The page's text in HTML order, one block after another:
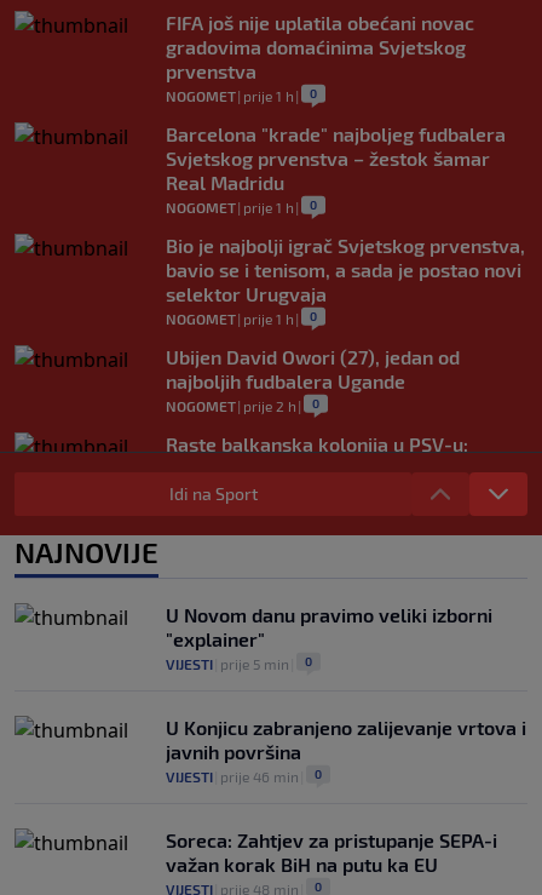
FIFA još nije uplatila obećani novac
gradovima domaćinima Svjetskog
prvenstva
NOGOMET| prije 1 h | 0
Barcelona "krade" najboljeg fudbalera
Svjetskog prvenstva – žestok šamar
Real Madridu
NOGOMET| prije 1 h | 0
Bio je najbolji igrač Svjetskog prvenstva,
bavio se i tenisom, a sada je postao novi
selektor Urugvaja
NOGOMET| prije 1 h | 0
Ubijen David Owori (27), jedan od
najboljih fudbalera Ugande
NOGOMET| prije 2 h | 0
Raste balkanska kolonija u PSV-u:
Reprezentativac Srbije stigao kod
Perišića i Bajraktarevića
eura stigao na Santiago Bernabeu
| 0
Idi na Sport
NAJNOVIJE
U Novom danu pravimo veliki izborni
"explainer"
VIJESTI prije 5 min 0
U Konjicu zabranjeno zalijevanje vrtova i
javnih površina
VIJESTI prije 46 min 0
Soreca: Zahtjev za pristupanje SEPA-i
važan korak BiH na putu ka EU
VIJESTI prije 48 min 0